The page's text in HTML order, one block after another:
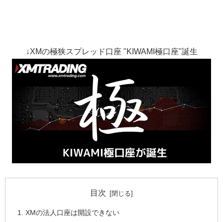
↓XMの極狭スプレッド口座 "KIWAMI極口座"誕生
目次
XMの法人口座は開設できない